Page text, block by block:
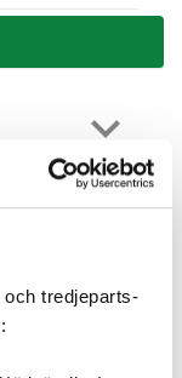
tredjeparts-